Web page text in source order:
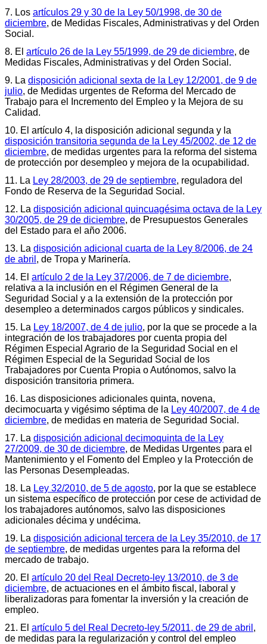
7. Los artículos 29 y 30 de la Ley 50/1998, de 30 de
diciembre, de Medidas Fiscales, Administrativas y del Orden
Social.
8. El artículo 26 de la Ley 55/1999, de 29 de diciembre, de
Medidas Fiscales, Administrativas y del Orden Social.
9. La disposición adicional sexta de la Ley 12/2001, de 9 de
julio, de Medidas urgentes de Reforma del Mercado de
Trabajo para el Incremento del Empleo y la Mejora de su
Calidad.
10. El artículo 4, la disposición adicional segunda y la
disposición transitoria segunda de la Ley 45/2002, de 12 de
diciembre, de medidas urgentes para la reforma del sistema
de protección por desempleo y mejora de la ocupabilidad.
11. La Ley 28/2003, de 29 de septiembre, reguladora del
Fondo de Reserva de la Seguridad Social.
12. La disposición adicional quincuagésima octava de la Ley
30/2005, de 29 de diciembre, de Presupuestos Generales
del Estado para el año 2006.
13. La disposición adicional cuarta de la Ley 8/2006, de 24
de abril , de Tropa y Marinería.
14. El artículo 2 de la Ley 37/2006, de 7 de diciembre,
relativa a la inclusión en el Régimen General de la
Seguridad Social y a la extensión de la protección por
desempleo a determinados cargos públicos y sindicales.
15. La Ley 18/2007, de 4 de julio, por la que se procede a la
integración de los trabajadores por cuenta propia del
Régimen Especial Agrario de la Seguridad Social en el
Régimen Especial de la Seguridad Social de los
Trabajadores por Cuenta Propia o Autónomos, salvo la
disposición transitoria primera.
16. Las disposiciones adicionales quinta, novena,
decimocuarta y vigésimo séptima de la Ley 40/2007, de 4 de
diciembre, de medidas en materia de Seguridad Social.
17. La disposición adicional decimoquinta de la Ley
27/2009, de 30 de diciembre, de Medidas Urgentes para el
Mantenimiento y el Fomento del Empleo y la Protección de
las Personas Desempleadas.
18. La Ley 32/2010, de 5 de agosto, por la que se establece
un sistema específico de protección por cese de actividad de
los trabajadores autónomos, salvo las disposiciones
adicionales décima y undécima.
19. La disposición adicional tercera de la Ley 35/2010, de 17
de septiembre, de medidas urgentes para la reforma del
mercado de trabajo.
20. El artículo 20 del Real Decreto-ley 13/2010, de 3 de
diciembre, de actuaciones en el ámbito fiscal, laboral y
liberalizadoras para fomentar la inversión y la creación de
empleo.
21. El artículo 5 del Real Decreto-ley 5/2011, de 29 de abril ,
de medidas para la regularización y control del empleo